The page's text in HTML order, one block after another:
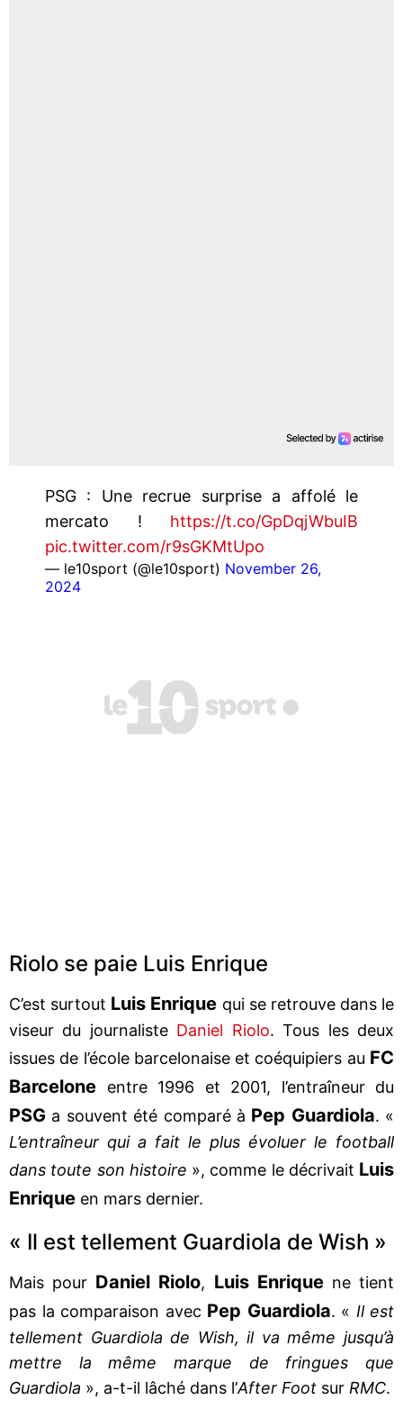
PSG : Une recrue surprise a affolé le
mercato ! https://t.co/GpDqjWbuIB
pic.twitter.com/r9sGKMtUpo
— le10sport (@le10sport) November 26,
2024
Riolo se paie Luis Enrique
C’est surtout Luis Enrique qui se retrouve dans le
viseur du journaliste Daniel Riolo. Tous les deux
issues de l’école barcelonaise et coéquipiers au FC
Barcelone
entre 1996 et 2001, l’entraîneur du
PSG a souvent été comparé à Pep Guardiola. «
L’entraîneur qui a fait le plus évoluer le football
dans toute son histoire », comme le décrivait Luis
Enrique en mars dernier.
« Il est tellement Guardiola de Wish »
Mais pour Daniel Riolo, Luis Enriquene tient
pas la comparaison avec Pep Guardiola. « Il est
tellement Guardiola de Wish, il va même jusqu’à
mettre la même marque de fringues que
Guardiola », a-t-il lâché dans l’After Foot sur RMC.